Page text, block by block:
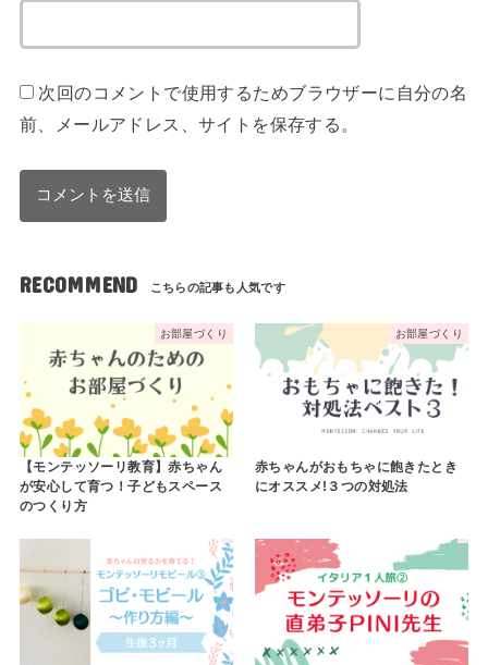
次回のコメントで使用するためブラウザーに自分の名
前、メールアドレス、サイトを保存する。
RECOMMEND
お部屋づくり
【モンテッソーリ教育】赤ちゃん
が安心して育つ！子どもスペース
のつくり方
お部屋づくり
赤ちゃんがおもちゃに飽きたとき
にオススメ!３つの対処法